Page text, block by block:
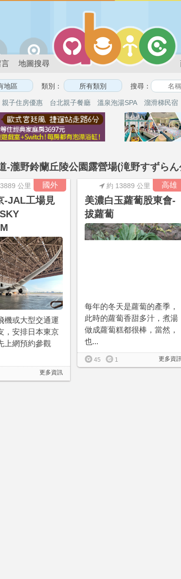
言 地圖搜尋
類別： 搜尋：
親子住房優惠 台北親子餐廳 溫泉泡湯SPA 溜滑梯民宿
-瀧野鈴蘭丘陵公園露營場(滝野すずら
國外
公里
-JAL工場見
機或大型交通運
，安排日本東京
上網預約參觀
更多資訊
高雄
約 13889 公里
美濃白玉蘿蔔股東會-
拔蘿蔔
每年的冬天是蘿蔔的產季，
此時的蘿蔔香甜多汁，煮湯
做成蘿蔔糕都很棒，當然，
也...
更多資
45 1